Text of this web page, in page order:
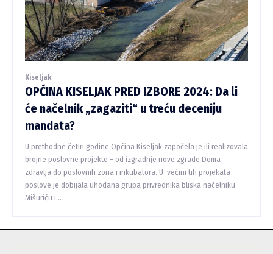
Kiseljak
OPĆINA KISELJAK PRED IZBORE 2024: Da li
će načelnik „zagaziti“ u treću deceniju
mandata?
U prethodne četiri godine Općina Kiseljak započela je ili realizovala
brojne poslovne projekte – od izgradnje nove zgrade Doma
zdravlja do poslovnih zona i inkubatora. U većini tih projekata
poslove je dobijala uhodana grupa privrednika bliska načelniku
Mišuriću i...